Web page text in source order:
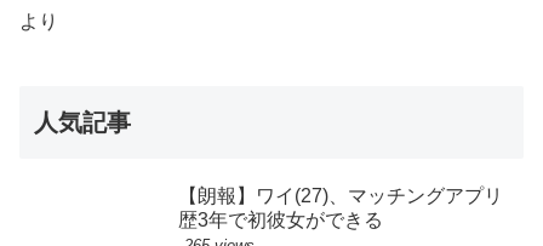
より
人気記事
【朗報】ワイ(27)、マッチングアプリ
歴3年で初彼女ができる